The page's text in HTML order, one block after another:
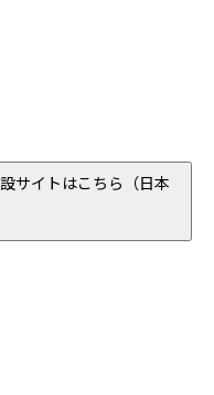
サイトはこちら（日本